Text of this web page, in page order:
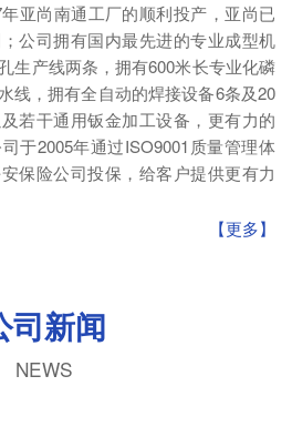
亚尚南通工厂的顺利投产，亚尚已
公司拥有国内最先进的专业成型机
生产线两条，拥有600米长专业化磷
线，拥有全自动的焊接设备6条及20
若干通用钣金加工设备，更有力的
于2005年通过ISO9001质量管理体
保险公司投保，给客户提供更有力
【更多】
司新闻
NEWS